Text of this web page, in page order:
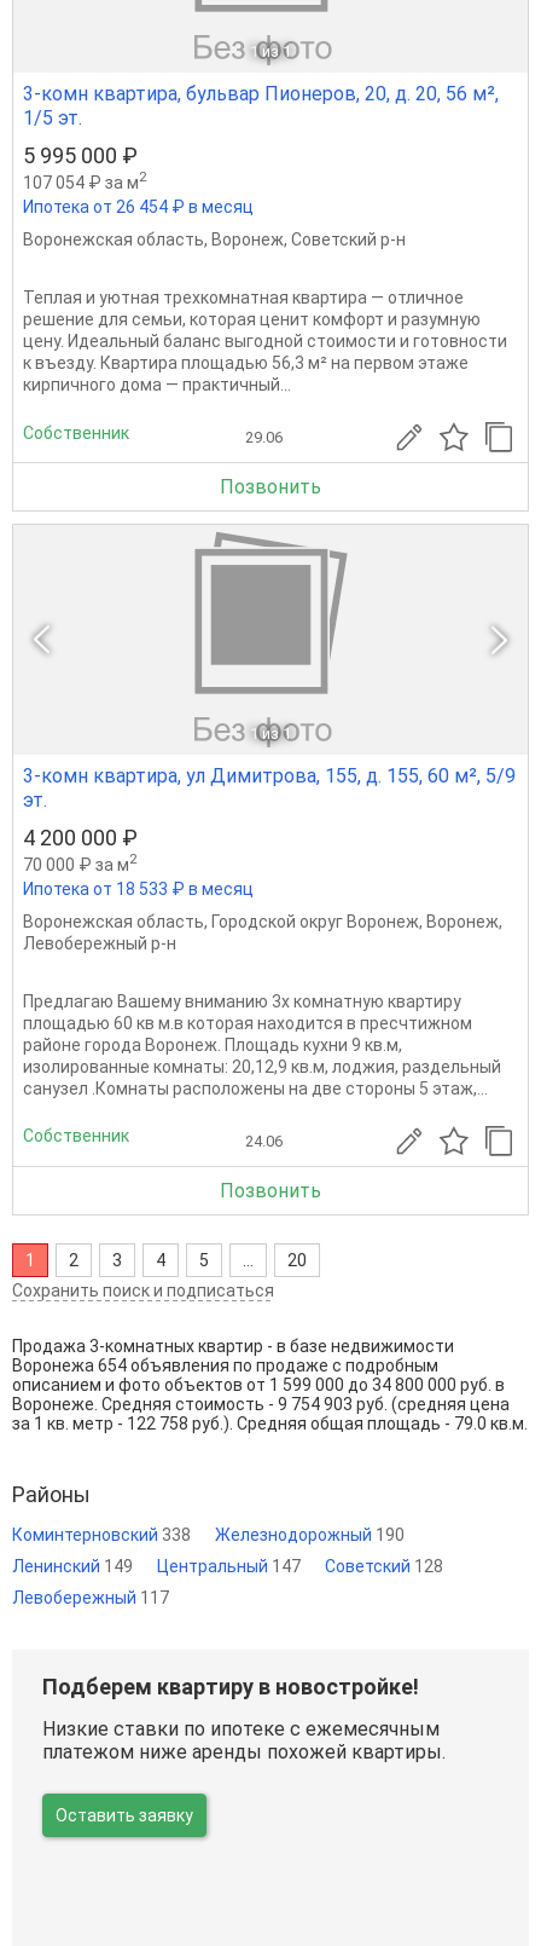
1 из 1
3-комн квартира, бульвар Пионеров, 20, д. 20, 56 м²,
1/5 эт.
5 995 000 ₽
107 054 ₽ за м2
Ипотека от 26 454 ₽ в месяц
Воронежская область, Воронеж, Советский р-н
Теплая и уютная трехкомнатная квартира — отличное
решение для семьи, которая ценит комфорт и разумную
цену. Идеальный баланс выгодной стоимости и готовности
к въезду. Квартира площадью 56,3 м² на первом этаже
кирпичного дома — практичный...
Собственник 29.06
Позвонить
1 из 1
3-комн квартира, ул Димитрова, 155, д. 155, 60 м², 5/9
эт.
4 200 000 ₽
70 000 ₽ за м2
Ипотека от 18 533 ₽ в месяц
Воронежская область, Городской округ Воронеж, Воронеж,
Левобережный р-н
Предлагаю Вашему вниманию 3х комнатную квартиру
площадью 60 кв м.в которая находится в пресчтижном
районе города Воронеж. Площадь кухни 9 кв.м,
изолированные комнаты: 20,12,9 кв.м, лоджия, раздельный
санузел .Комнаты расположены на две стороны 5 этаж,...
Собственник 24.06
Позвонить
1 2 3 4 5
20
Сохранить поиск и подписаться
Продажа 3-комнатных квартир - в базе недвижимости
Воронежа 654 объявления по продаже с подробным
описанием и фото объектов от 1 599 000 до 34 800 000 руб. в
Воронеже. Средняя стоимость - 9 754 903 руб. (средняя цена
за 1 кв. метр - 122 758 руб.). Средняя общая площадь - 79.0 кв.м.
Районы
Коминтерновский 338 Железнодорожный 190
Ленинский 149 Центральный 147 Советский 128
Левобережный 117
Подберем квартиру в новостройке!
Низкие ставки по ипотеке с ежемесячным
платежом ниже аренды похожей квартиры.
Оставить заявку